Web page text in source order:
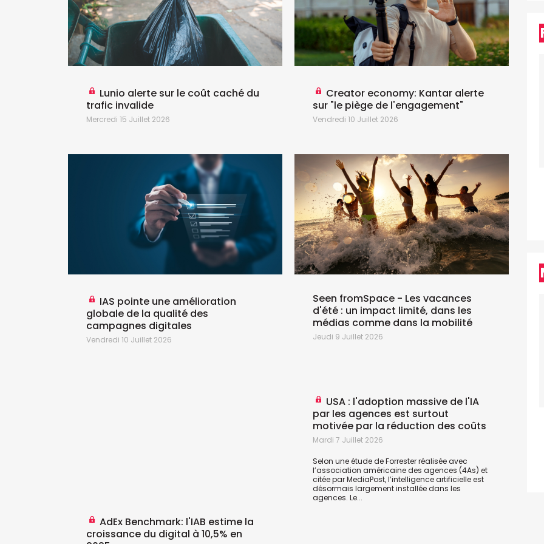
Lunio alerte sur le coût caché du
trafic invalide
Mercredi 15 Juillet 2026
Creator economy: Kantar alerte
sur "le piège de l'engagement"
Vendredi 10 Juillet 2026
IAS pointe une amélioration
globale de la qualité des
campagnes digitales
Vendredi 10 Juillet 2026
Seen fromSpace - Les vacances
d'été : un impact limité, dans les
médias comme dans la mobilité
Jeudi 9 Juillet 2026
AdEx Benchmark: l'IAB estime la
croissance du digital à 10,5% en
USA : l'adoption massive de l'IA
par les agences est surtout
motivée par la réduction des coûts
Mardi 7 Juillet 2026
Selon une étude de Forrester réalisée avec
l’association américaine des agences (4As) et
citée parMediaPost, l’intelligence artificielle est
désormais largement installée dans les
agences. Le...